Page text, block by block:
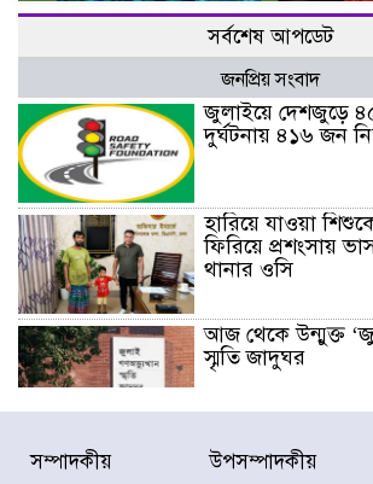
সর্বশেষ আপডেট
জনপ্রিয় সংবাদ
জুলাইয়ে দেশজুড়ে
দুর্ঘটনায় ৪১৬ জন
হারিয়ে যাওয়া
ফিরিয়ে প্রশংসায়
থানার ওসি
আজ থেকে উন্মুক্ত
স্মৃতি জাদুঘর
রাজধানীর উত্তরা
অফিসের সামনে
সম্পাদকীয় উপসম্পাদকীয়